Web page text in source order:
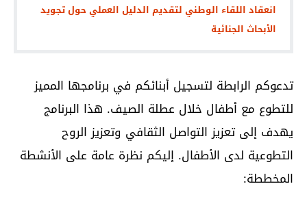
انعقاد اللقاء الوطني لتقديم الدليل العملي حول تجويد
الأبحاث الجنائية
تدعوكم الرابطة لتسجيل أبنائكم في برنامجها المميز
للتطوع مع أطفال خلال عطلة الصيف. هذا البرنامج
يهدف إلى تعزيز التواصل الثقافي وتعزيز الروح
التطوعية لدى الأطفال. إليكم نظرة عامة على الأنشطة
المخططة: